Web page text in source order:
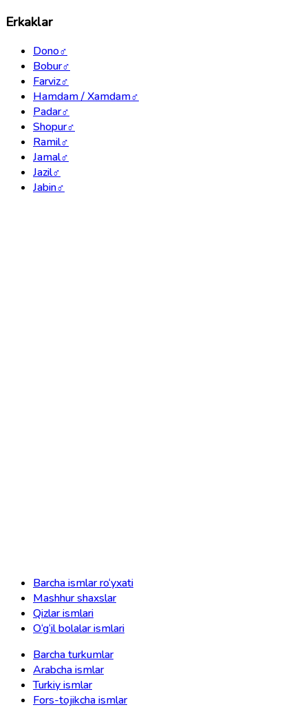
Erkaklar
Dono♂
Bobur♂
Farviz♂
Hamdam / Xamdam♂
Padar♂
Shopur♂
Ramil♂
Jamal♂
Jazil♂
Jabin♂
Barcha ismlar ro‘yxati
Mashhur shaxslar
Qizlar ismlari
O‘g‘il bolalar ismlari
Barcha turkumlar
Arabcha ismlar
Turkiy ismlar
Fors-tojikcha ismlar